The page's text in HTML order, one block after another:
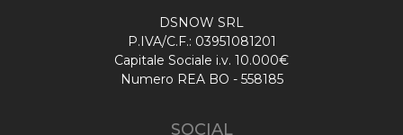
DSNOW SRL
P.IVA/C.F.: 03951081201
Capitale Sociale i.v. 10.000€
Numero REA BO - 558185
SOCIAL